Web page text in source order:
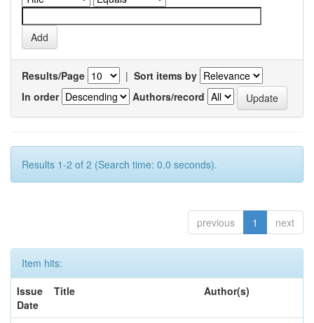
Results/Page | Sort items by
In order
Authors/record
Results 1-2 of 2 (Search time: 0.0 seconds).
previous 1 next
Item hits:
Issue
Date
Title Author(s)